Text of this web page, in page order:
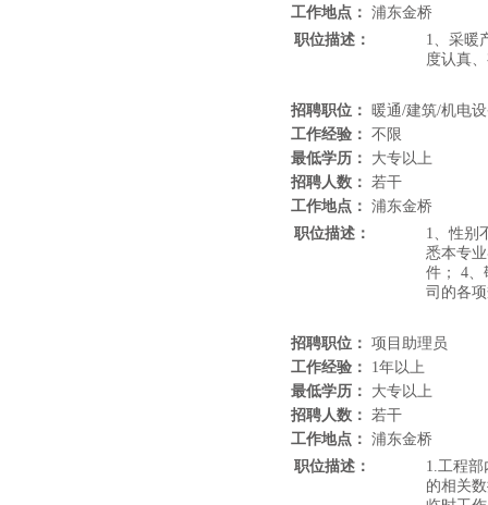
工作地点： 浦东金桥
职位描述：
1、采暖
度认真
招聘职位： 暖通/建筑/机电
工作经验： 不限
最低学历： 大专以上
招聘人数： 若干
工作地点： 浦东金桥
职位描述：
1、性别
悉本专
件； 4、
司的各
招聘职位： 项目助理员
工作经验： 1年以上
最低学历： 大专以上
招聘人数： 若干
工作地点： 浦东金桥
职位描述：
1.工程
的相关